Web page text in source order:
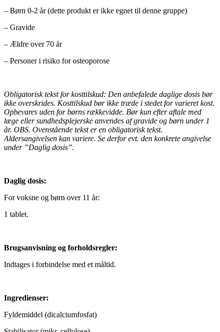
– Børn 0-2 år (dette produkt er ikke egnet til denne gruppe)
– Gravide
– Ældre over 70 år
– Personer i risiko for osteoporose
Obligatorisk tekst for kosttilskud: Den anbefalede daglige dosis bør
ikke overskrides. Kosttilskud bør ikke træde i stedet for varieret kost.
Opbevares uden for børns rækkevidde. Bør kun efter aftale med
læge eller sundhedsplejerske anvendes af gravide og børn under 1
år. OBS. Ovenstående tekst er en obligatorisk tekst.
Aldersangivelsen kan variere. Se derfor evt. den konkrete angivelse
under ”Daglig dosis”.
Daglig dosis:
For voksne og børn over 11 år:
1 tablet.
Brugsanvisning og forholdsregler:
Indtages i forbindelse med et måltid.
Ingredienser:
Fyldemiddel (dicalciumfosfat)